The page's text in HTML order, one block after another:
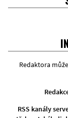
Redaktora
RSS kanály